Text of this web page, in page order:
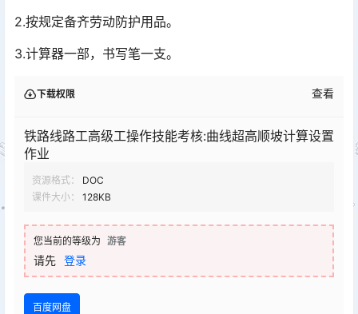
2.按规定备齐劳动防护用品。
3.计算器一部，书写笔一支。
下载权限 查看
铁路线路工高级工操作技能考核:曲线超高顺坡计算设置
作业
资源格式：
DOC
课件大小：
128KB
您当前的等级为 游客
请先 登录
百度网盘